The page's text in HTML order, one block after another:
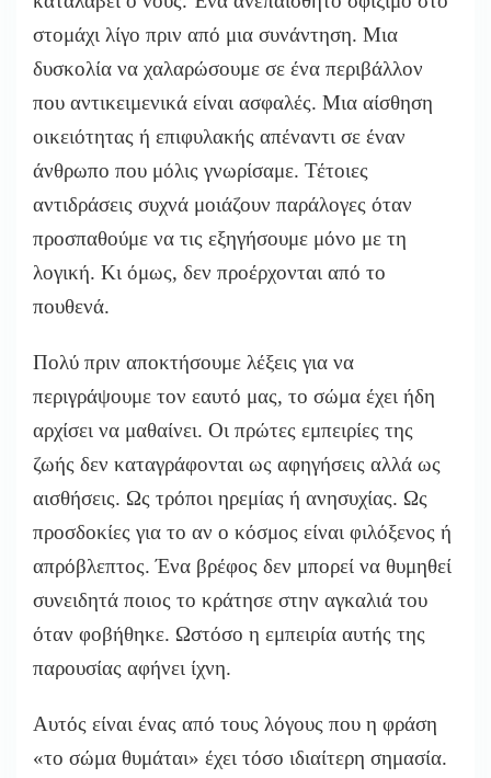
στομάχι λίγο πριν από μια συνάντηση. Μια
δυσκολία να χαλαρώσουμε σε ένα περιβάλλον
που αντικειμενικά είναι ασφαλές. Μια αίσθηση
οικειότητας ή επιφυλακής απέναντι σε έναν
άνθρωπο που μόλις γνωρίσαμε. Τέτοιες
αντιδράσεις συχνά μοιάζουν παράλογες όταν
προσπαθούμε να τις εξηγήσουμε μόνο με τη
λογική. Κι όμως, δεν προέρχονται από το
πουθενά.
Πολύ πριν αποκτήσουμε λέξεις για να
περιγράψουμε τον εαυτό μας, το σώμα έχει ήδη
αρχίσει να μαθαίνει. Οι πρώτες εμπειρίες της
ζωής δεν καταγράφονται ως αφηγήσεις αλλά ως
αισθήσεις. Ως τρόποι ηρεμίας ή ανησυχίας. Ως
προσδοκίες για το αν ο κόσμος είναι φιλόξενος ή
απρόβλεπτος. Ένα βρέφος δεν μπορεί να θυμηθεί
συνειδητά ποιος το κράτησε στην αγκαλιά του
όταν φοβήθηκε. Ωστόσο η εμπειρία αυτής της
παρουσίας αφήνει ίχνη.
Αυτός είναι ένας από τους λόγους που η φράση
«το σώμα θυμάται» έχει τόσο ιδιαίτερη σημασία.